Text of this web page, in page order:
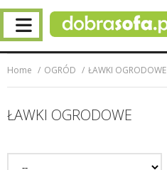
Home OGRÓD ŁAWKI OGRODOWE
ŁAWKI OGRODOWE